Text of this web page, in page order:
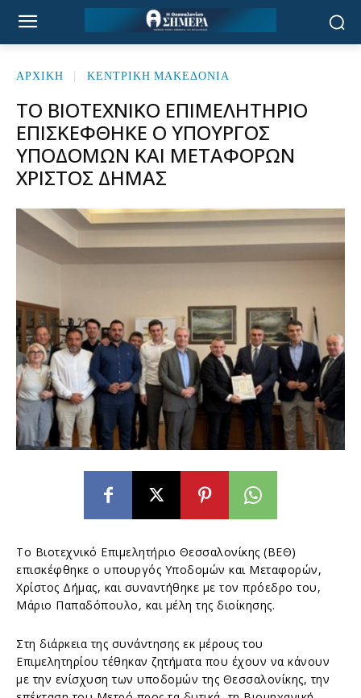
ΑΡΧΙΚΉ ΚΕΝΤΡΙΚΗ ΜΑΚΕΔΟΝΙΑ
ΤΟ ΒΙΟΤΕΧΝΙΚΌ ΕΠΙΜΕΛΗΤΉΡΙΟ
ΕΠΙΣΚΈΦΘΗΚΕ Ο ΥΠΟΥΡΓΌΣ
ΥΠΟΔΟΜΏΝ ΚΑΙ ΜΕΤΑΦΟΡΏΝ
ΧΡΊΣΤΟΣ ΔΉΜΑΣ
Το Βιοτεχνικό Επιμελητήριο Θεσσαλονίκης (ΒΕΘ)
επισκέφθηκε ο υπουργός Υποδομών και Μεταφορών,
Χρίστος Δήμας, και συναντήθηκε με τον πρόεδρο του,
Μάριο Παπαδόπουλο, και μέλη της διοίκησης.
Στη διάρκεια της συνάντησης εκ μέρους του
Επιμελητηρίου τέθηκαν ζητήματα που έχουν να κάνουν
με την ενίσχυση των υποδομών της Θεσσαλονίκης, την